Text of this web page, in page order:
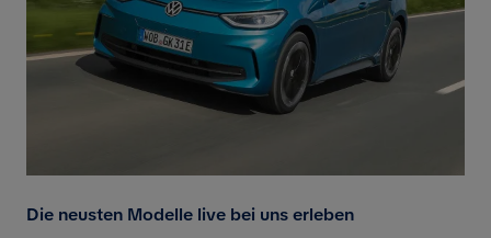
Die neusten Modelle live bei uns erleben